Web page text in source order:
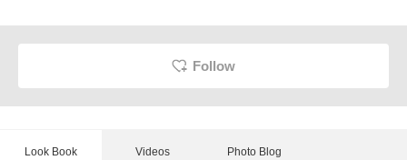
Follow
Look Book Videos Photo Blog